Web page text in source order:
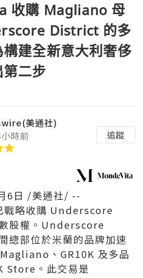
收購 Magliano 母
District 的多
建全新意大利奢侈
二步
美通社)
時前
追蹤
6日 /美通社/ --
略收購 Underscore
股權。Underscore
部位於米蘭的品牌加速
、GR10K 及多品
Store。此交易是